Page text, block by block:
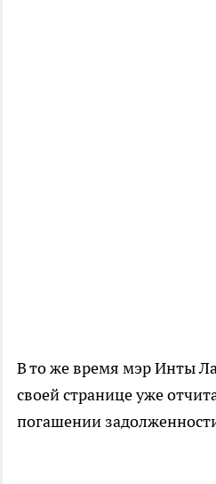
В то же время мэр Инты
своей странице уже
погашении